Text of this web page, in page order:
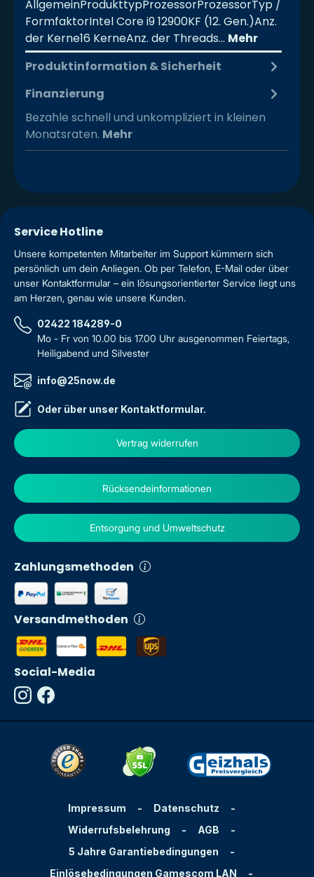
AllgemeinProdukttypProzessorProzessorTyp /
FormfaktorIntel Core i9 12900KF (12. Gen.)Anz.
der Kerne16 KerneAnz. der Threads… Mehr
Produktinformation & Sicherheit
Finanzierung
Bezahle schnell und unkompliziert in kleinen
Monatsraten. Mehr
Service Hotline
Unsere kompetenten Mitarbeiter im Support kümmern sich
persönlich um dein Anliegen. Ob per Telefon, E-Mail oder über
unser Kontaktformular – ein lösungsorientierter Service liegt uns
am Herzen, genau wie unsere Kunden.
02422 184289-0
Mo - Fr von 10.00 bis 17.00 Uhr ausgenommen Feiertags,
Heiligabend und Silvester
info@25now.de
Oder über unser Kontaktformular.
Vertrag widerrufen
Zahlungsmethoden
Versandmethoden
Rücksendeinformationen
Entsorgung und Umweltschutz
Social-Media
Impressum - Datenschutz
-
Widerrufsbelehrung
- AGB
-
5 Jahre Garantiebedingungen
-
Einlösebedingungen Gamescom LAN
-